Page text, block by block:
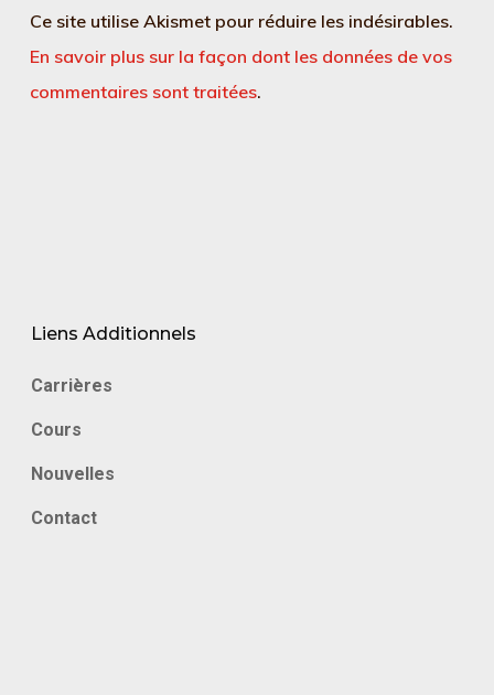
Ce site utilise Akismet pour réduire les indésirables.
En savoir plus sur la façon dont les données de vos
commentaires sont traitées.
Liens Additionnels
Carrières
Cours
Nouvelles
Contact